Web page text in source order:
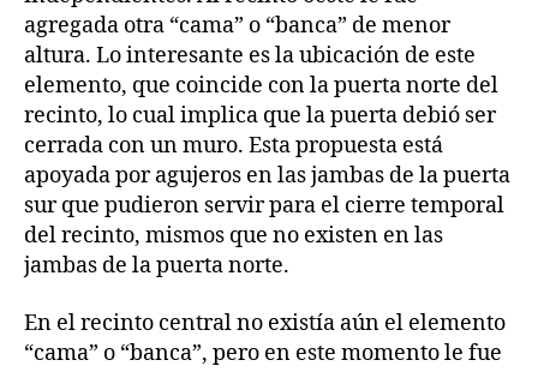
agregada otra “cama” o “banca” de menor
altura. Lo interesante es la ubicación de este
elemento, que coincide con la puerta norte del
recinto, lo cual implica que la puerta debió ser
cerrada con un muro. Esta propuesta está
apoyada por agujeros en las jambas de la puerta
sur que pudieron servir para el cierre temporal
del recinto, mismos que no existen en las
jambas de la puerta norte.
En el recinto central no existía aún el elemento
“cama” o “banca”, pero en este momento le fue